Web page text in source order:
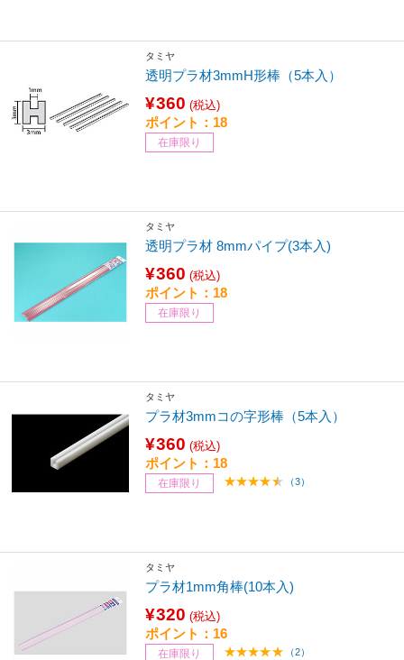
タミヤ
透明プラ材3mmH形棒（5本入）
¥360 (税込)
ポイント：18
在庫限り
タミヤ
透明プラ材 8mmパイプ(3本入)
¥360 (税込)
ポイント：18
在庫限り
タミヤ
プラ材3mmコの字形棒（5本入）
¥360 (税込)
ポイント：18
在庫限り （3）
タミヤ
プラ材1mm角棒(10本入)
¥320 (税込)
ポイント：16
在庫限り （2）